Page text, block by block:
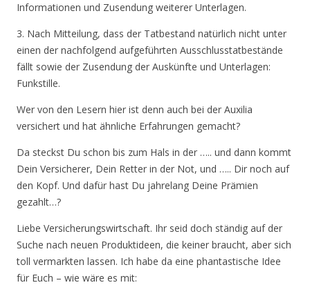
Informationen und Zusendung weiterer Unterlagen.
3. Nach Mitteilung, dass der Tatbestand natürlich nicht unter
einen der nachfolgend aufgeführten Ausschlusstatbestände
fällt sowie der Zusendung der Auskünfte und Unterlagen:
Funkstille.
Wer von den Lesern hier ist denn auch bei der Auxilia
versichert und hat ähnliche Erfahrungen gemacht?
Da steckst Du schon bis zum Hals in der ….. und dann kommt
Dein Versicherer, Dein Retter in der Not, und ….. Dir noch auf
den Kopf. Und dafür hast Du jahrelang Deine Prämien
gezahlt…?
Liebe Versicherungswirtschaft. Ihr seid doch ständig auf der
Suche nach neuen Produktideen, die keiner braucht, aber sich
toll vermarkten lassen. Ich habe da eine phantastische Idee
für Euch – wie wäre es mit: